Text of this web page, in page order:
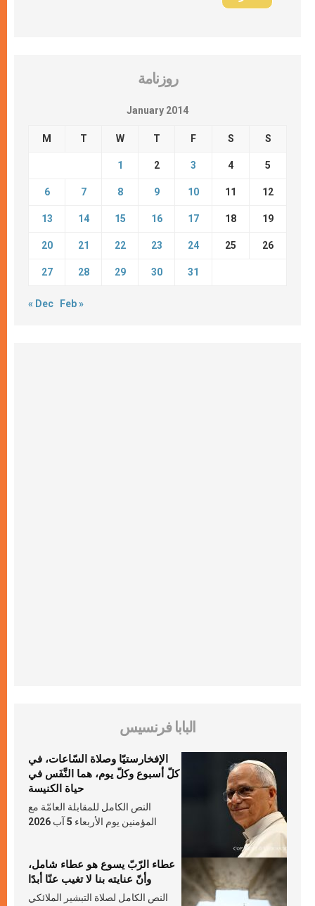
روزنامة
January 2014
M T W T F S S
1 2 3 4 5
6 7 8 9 10 11 12
13 14 15 16 17 18 19
20 21 22 23 24 25 26
27 28 29 30 31
« Dec Feb »
البابا فرنسيس
الإفخارستيّا وصلاة السّاعات، في
كلّ أسبوع وكلّ يوم، هما النَّفَس في
حياة الكنيسة
النص الكامل للمقابلة العامّة مع
المؤمنين يوم الأربعاء 5 آب 2026
عطاء الرّبّ يسوع هو عطاء شامل،
وأنّ عنايته بنا لا تغيب عنّا أبدًا
النص الكامل لصلاة التبشير الملائكي